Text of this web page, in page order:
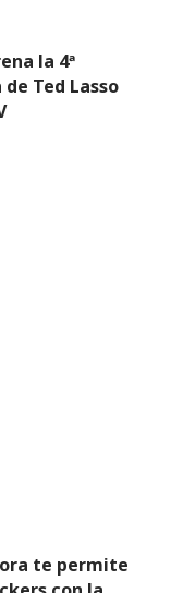
la 4ª
Ted Lasso
te permite